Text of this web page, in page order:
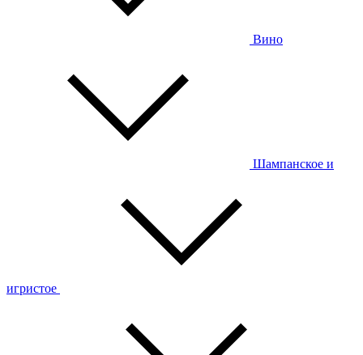
Вино
Шампанское и
игристое